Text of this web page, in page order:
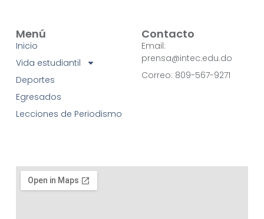
Menú
Inicio
Vida estudiantil
Deportes
Egresados
Lecciones de Periodismo
Contacto
Email:
prensa@intec.edu.do
Correo: 809-567-9271